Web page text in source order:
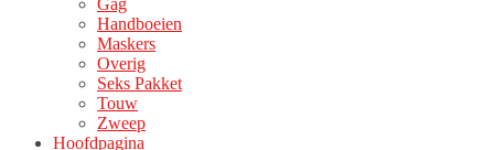
Handboeien
Maskers
Overig
Seks Pakket
Touw
Zweep
Hoofdpagina